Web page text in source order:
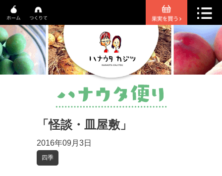
「怪談・皿屋敷」
2016年09月3日
四季